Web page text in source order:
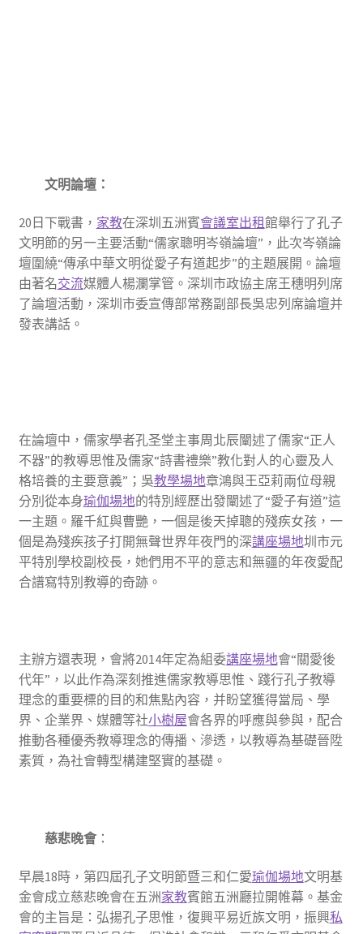
文明論壇：
20日下戰書， 家教在深圳五洲賓會議室出租館舉行了孔子
文明節的另一主要活動“儒家聰明岑嶺論壇”，此次岑嶺論
壇圍繞“傳承中華文明從愛子有道起步”的主題展開。論壇
由著名交流媒體人楊瀾掌管。深圳市政協主席王穗明列席
了論壇活動，深圳市委宣傳部常務副部長吳忠列席論壇并
發表講話。
在論壇中，儒家學者孔圣堂主事周北辰闡述了儒家“正人
不器”的教導思惟及儒家“詩書禮樂”教化對人的心靈及人
格培養的主要意義”；吳教學場地章鴻與王亞莉兩位母親
分別從本身瑜伽場地的特別經歷出發闡述了“愛子有道”這
一主題。羅千紅與曹艷，一個是後天掉聰的殘疾女孩，一
個是為殘疾孩子打開無聲世界年夜門的深講座場地圳市元
平特別學校副校長，她們用不平的意志和無疆的年夜愛配
合譜寫特別教導的奇跡。
主辦方還表現，會將2014年定為組委講座場地會“關愛後
代年”，以此作為深刻推進儒家教導思惟、踐行孔子教導
理念的重要標的目的和焦點內容，并盼望獲得當局、學
界、企業界、媒體等社小樹屋會各界的呼應與參與，配合
推動各種優秀教導理念的傳播、滲透，以教導為基礎晉陞
素質，為社會轉型構建堅實的基礎。
慈悲晚會：
早晨18時，第四屆孔子文明節暨三和仁愛瑜伽場地文明基
金會成立慈悲晚會在五洲家教賓館五洲廳拉開帷幕。基金
會的主旨是：弘揚孔子思惟，復興平易近族文明，振興私